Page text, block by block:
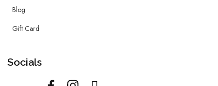
Blog
Gift Card
Socials